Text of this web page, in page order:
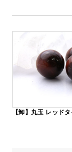
【卸】丸玉 レッド